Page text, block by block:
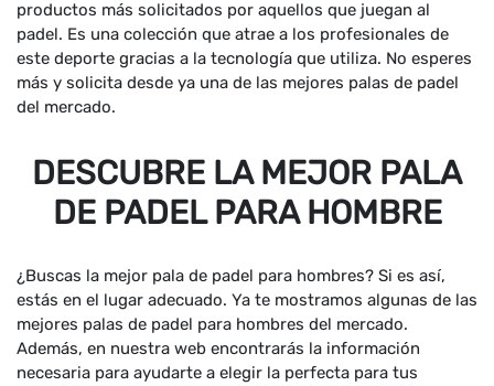
productos más solicitados por aquellos que juegan al
padel. Es una colección que atrae a los profesionales de
este deporte gracias a la tecnología que utiliza. No esperes
más y solicita desde ya una de las mejores palas de padel
del mercado.
DESCUBRE LA MEJOR PALA
DE PADEL PARA HOMBRE
¿Buscas la mejor pala de padel para hombres? Si es así,
estás en el lugar adecuado. Ya te mostramos algunas de las
mejores palas de padel para hombres del mercado.
Además, en nuestra web encontrarás la información
necesaria para ayudarte a elegir la perfecta para tus